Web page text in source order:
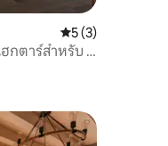
คะแนนเฉลี่ย 5 จา
5 (3)
กตาร์สำหรับ 8